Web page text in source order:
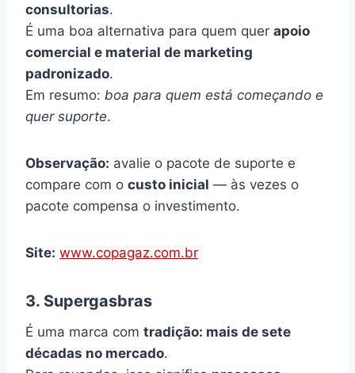
consultorias.
É uma boa alternativa para quem quer apoio
comercial e material de marketing
padronizado.
Em resumo: boa para quem está começando e
quer suporte.
Observação: avalie o pacote de suporte e
compare com o custo inicial — às vezes o
pacote compensa o investimento.
Site: www.copagaz.com.br
3. Supergasbras
É uma marca com tradição: mais de sete
décadas no mercado.